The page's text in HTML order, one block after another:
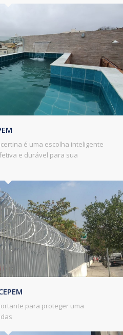
é uma escolha inteligente
e durável para sua
para proteger uma